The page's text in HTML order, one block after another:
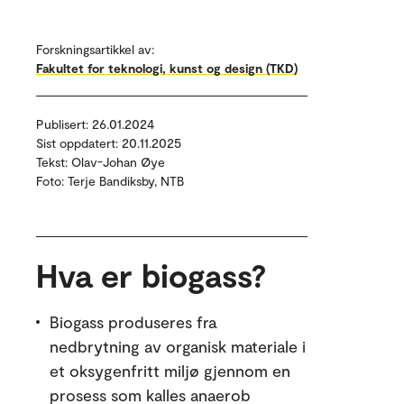
Forskningsartikkel av:
Fakultet for teknologi, kunst og design (TKD)
Publisert: 26.01.2024
Sist oppdatert: 20.11.2025
Tekst: Olav-Johan Øye
Foto: Terje Bandiksby, NTB
Hva er biogass?
Biogass produseres fra
nedbrytning av organisk materiale i
et oksygenfritt miljø gjennom en
prosess som kalles anaerob